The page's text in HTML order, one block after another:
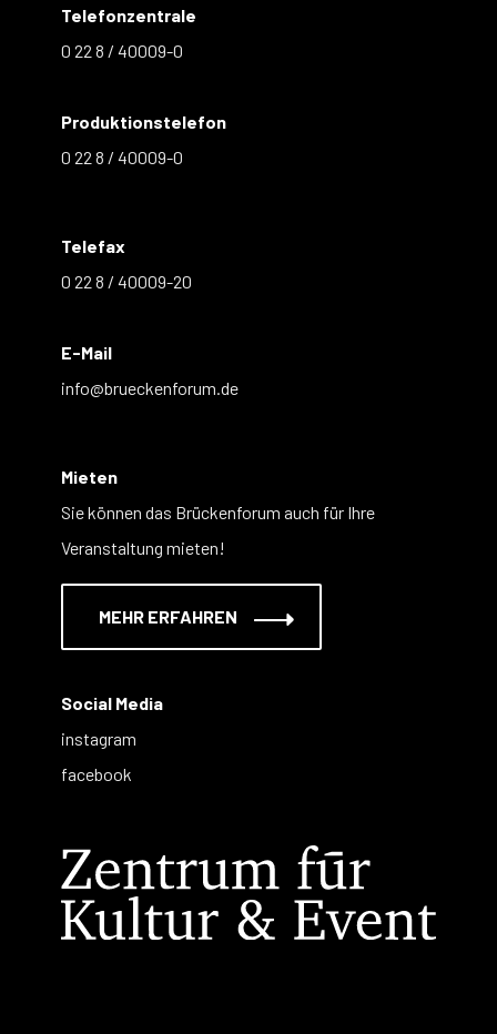
Telefonzentrale
0 22 8 / 40009-0
Produktionstelefon
0 22 8 / 40009-0
Telefax
0 22 8 / 40009-20
E-Mail
info@brueckenforum.de
Mieten
Sie können das Brückenforum auch für Ihre
Veranstaltung mieten!
MEHR ERFAHREN
Social Media
instagram
facebook